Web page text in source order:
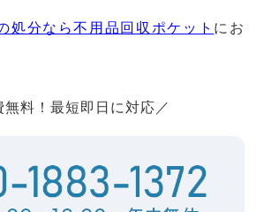
処分なら不用品回収ポケット にお
無料！最短即日に対応／